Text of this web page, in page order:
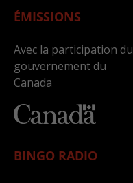
ÉMISSIONS
Avec la participation du
gouvernement du
Canada
BINGO RADIO